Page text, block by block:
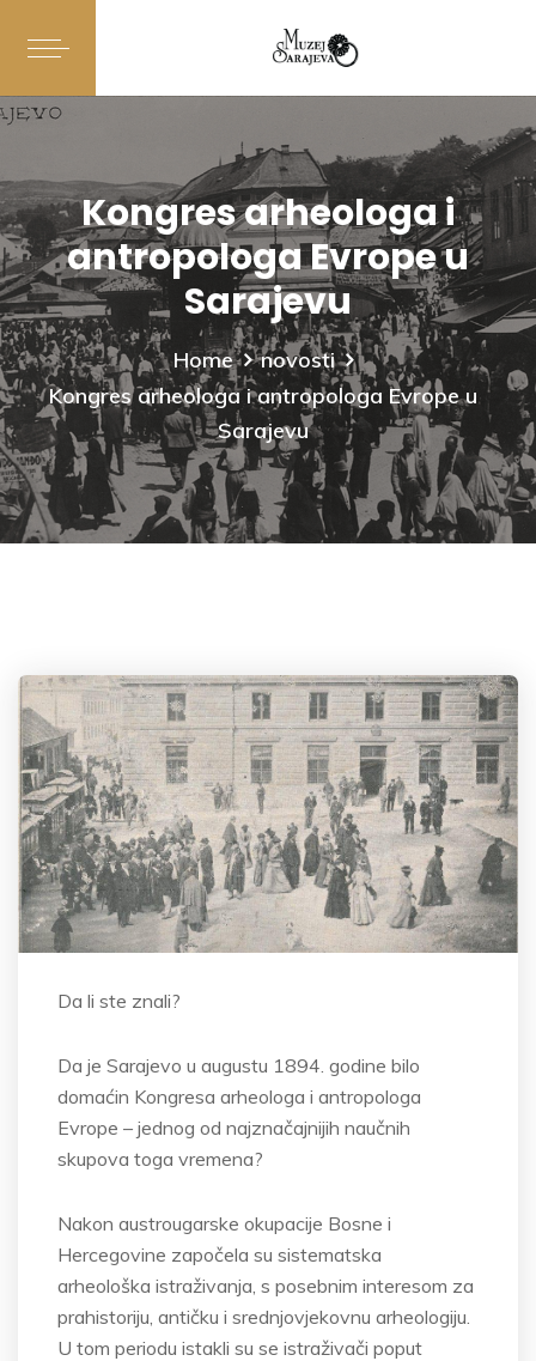
Kongres arheologa i
antropologa Evrope u
Sarajevu
Home
novosti
Kongres arheologa i antropologa Evrope u
Sarajevu
Da li ste znali?
Da je Sarajevo u augustu 1894. godine bilo
domaćin Kongresa arheologa i antropologa
Evrope – jednog od najznačajnijih naučnih
skupova toga vremena?
Nakon austrougarske okupacije Bosne i
Hercegovine započela su sistematska
arheološka istraživanja, s posebnim interesom za
prahistoriju, antičku i srednjovjekovnu arheologiju.
U tom periodu istakli su se istraživači poput